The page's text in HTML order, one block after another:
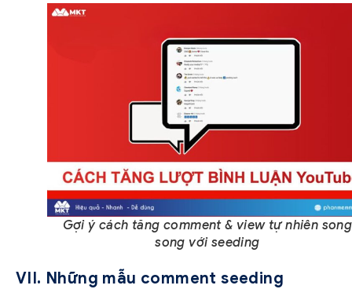
Gợi ý cách tăng comment & view tự nhiên song
song với seeding
VII. Những mẫu comment seeding